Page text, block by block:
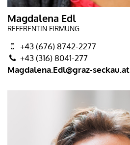
Magdalena Edl
REFERENTIN FIRMUNG
+43 (676) 8742-2277
+43 (316) 8041-277
Magdalena.Edl@graz-seckau.at